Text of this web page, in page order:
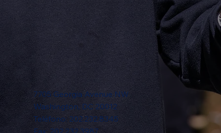
7705 Georgia Avenue NW
Washington, DC 20012
Teléfono: 202.232.8345
Fax: 202.232.3987